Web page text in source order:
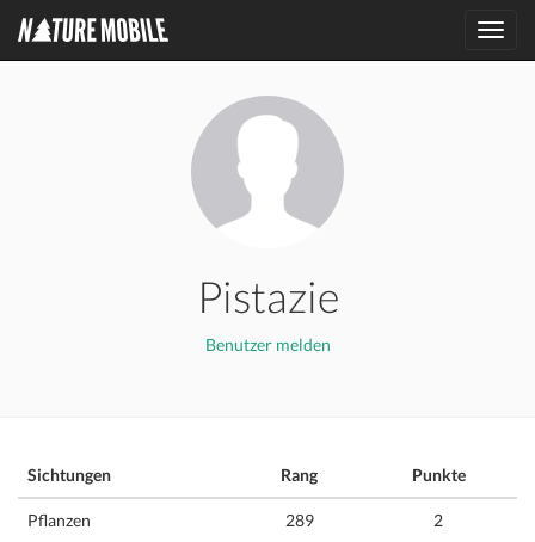
Pistazie
Benutzer melden
Sichtungen Rang Punkte
Pflanzen 289 2